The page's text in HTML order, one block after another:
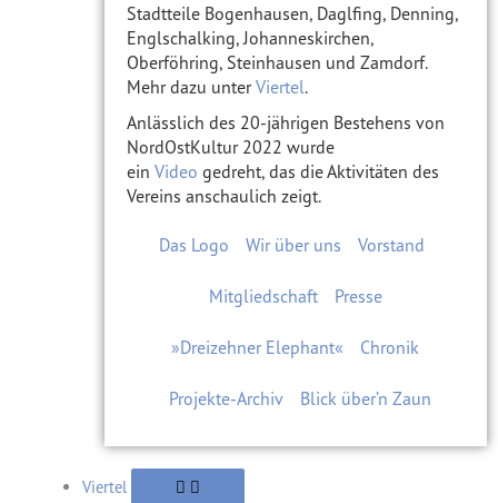
Stadtteile Bogenhausen, Daglfing, Denning,
Englschalking, Johanneskirchen,
Oberföhring, Steinhausen und Zamdorf.
Mehr dazu unterViertel.
Anlässlich des 20-jährigen Bestehens von
NordOstKultur 2022 wurde
ein Video gedreht, das die Aktivitäten des
Vereins anschaulich zeigt.
Das Logo Wir über uns Vorstand
Mitgliedschaft Presse
»Dreizehner Elephant« Chronik
Projekte-Archiv Blick über’n Zaun
Viertel